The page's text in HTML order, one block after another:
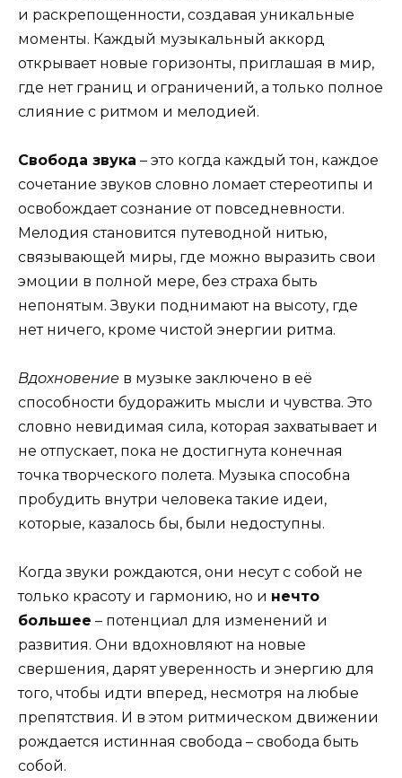
и раскрепощенности, создавая уникальные
моменты. Каждый музыкальный аккорд
открывает новые горизонты, приглашая в мир,
где нет границ и ограничений, а только полное
слияние с ритмом и мелодией.
Свобода звука – это когда каждый тон, каждое
сочетание звуков словно ломает стереотипы и
освобождает сознание от повседневности.
Мелодия становится путеводной нитью,
связывающей миры, где можно выразить свои
эмоции в полной мере, без страха быть
непонятым. Звуки поднимают на высоту, где
нет ничего, кроме чистой энергии ритма.
Вдохновение в музыке заключено в её
способности будоражить мысли и чувства. Это
словно невидимая сила, которая захватывает и
не отпускает, пока не достигнута конечная
точка творческого полета. Музыка способна
пробудить внутри человека такие идеи,
которые, казалось бы, были недоступны.
Когда звуки рождаются, они несут с собой не
только красоту и гармонию, но и нечто
большее – потенциал для изменений и
развития. Они вдохновляют на новые
свершения, дарят уверенность и энергию для
того, чтобы идти вперед, несмотря на любые
препятствия. И в этом ритмическом движении
рождается истинная свобода – свобода быть
собой.